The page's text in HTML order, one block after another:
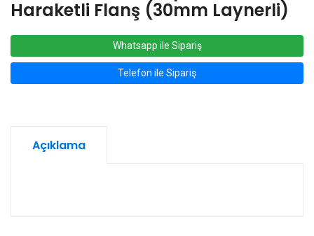
Haraketli Flanş (30mm Laynerli)
Whatsapp ile Sipariş
Telefon ile Sipariş
Açıklama